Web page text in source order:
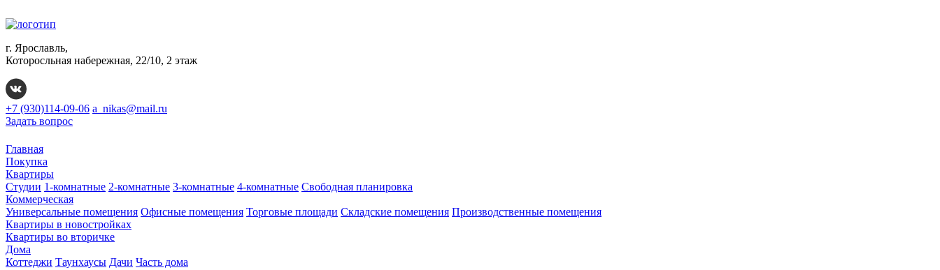
г. Ярославль,
Которосльная набережная, 22/10, 2 этаж
+7 (930)114-09-06 a_nikas@mail.ru
Задать вопрос
Главная
Покупка
Квартиры
Студии 1-комнатные 2-комнатные 3-комнатные 4-комнатные Свободная планировка
Коммерческая
Универсальные помещения Офисные помещения Торговые площади Складские помещения Производственные помещения
Квартиры в новостройках
Квартиры во вторичке
Дома
Коттеджи Таунхаусы Дачи Часть дома